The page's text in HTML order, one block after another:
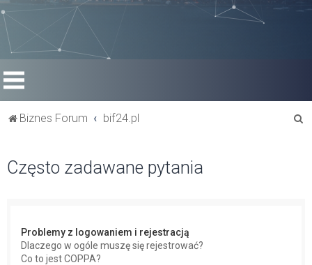
Biznes Forum bif24.pl
Często zadawane pytania
Problemy z logowaniem i rejestracją
Dlaczego w ogóle muszę się rejestrować?
Co to jest COPPA?